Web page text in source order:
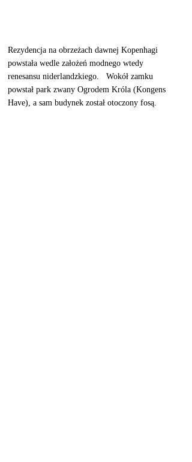
Rezydencja na obrzeżach dawnej Kopenhagi
powstała wedle założeń modnego wtedy
renesansu niderlandzkiego.   Wokół zamku
powstał park zwany Ogrodem Króla (Kongens
Have), a sam budynek został otoczony fosą.